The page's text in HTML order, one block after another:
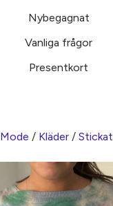
Nybegagnat
Vanliga frågor
Presentkort
Mode / Kläder / Stickat